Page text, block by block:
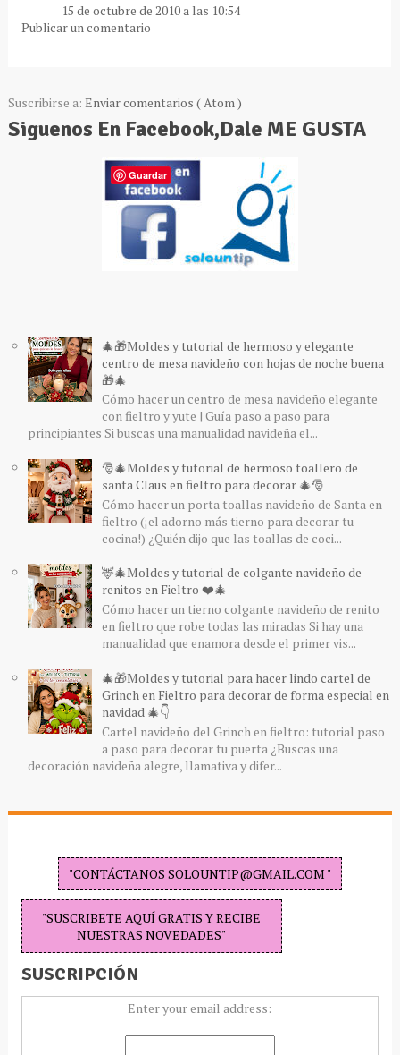
15 de octubre de 2010 a las 10:54
Publicar un comentario
Suscribirse a: Enviar comentarios ( Atom )
Siguenos En Facebook,Dale ME GUSTA
🎄🎁Moldes y tutorial de hermoso y elegante
centro de mesa navideño con hojas de noche buena
🎁🎄
Cómo hacer un centro de mesa navideño elegante
con fieltro y yute | Guía paso a paso para
principiantes Si buscas una manualidad navideña el...
🎅🎄Moldes y tutorial de hermoso toallero de
santa Claus en fieltro para decorar 🎄🎅
Cómo hacer un porta toallas navideño de Santa en
fieltro (¡el adorno más tierno para decorar tu
cocina!) ¿Quién dijo que las toallas de coci...
🦌🎄Moldes y tutorial de colgante navideño de
renitos en Fieltro ❤️🎄
Cómo hacer un tierno colgante navideño de renito
en fieltro que robe todas las miradas Si hay una
manualidad que enamora desde el primer vis...
🎄🎁Moldes y tutorial para hacer lindo cartel de
Grinch en Fieltro para decorar de forma especial en
navidad 🎄👇
Cartel navideño del Grinch en fieltro: tutorial paso
a paso para decorar tu puerta ¿Buscas una
decoración navideña alegre, llamativa y difer...
"CONTÁCTANOS SOLOUNTIP@GMAIL.COM "
"SUSCRIBETE AQUÍ GRATIS Y RECIBE
NUESTRAS NOVEDADES"
SUSCRIPCIÓN
Enter your email address:
Guardar